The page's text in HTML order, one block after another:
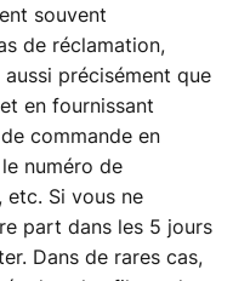
souvent
de réclamation,
précisément que
en fournissant
commande en
numéro de
etc. Si vous ne
part dans les 5 jours
Dans de rares cas,